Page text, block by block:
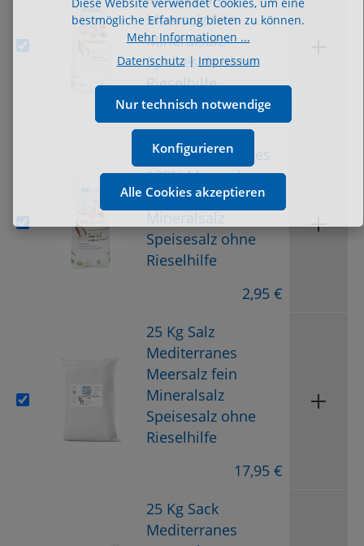
Meersalz fein
Mineralsalz
Speisesalz ohne
Rieselhilfe
2,95 €
1 Kg Mediterranes
100% Meersalz
Mühlensalz
Mineralsalz
Speisesalz ohne
Rieselhilfe
2,95 €
25 Kg Salz
Mediterranes
Meersalz fein
Mineralsalz
Speisesalz ohne
Rieselhilfe
17,95 €
25 Kg Sack
Mediterranes
bestmögliche Erfahrung bieten zu können.
Mehr Informationen ...
Datenschutz|Impressum
Nur technisch notwendige
Konfigurieren
Alle Cookies akzeptieren